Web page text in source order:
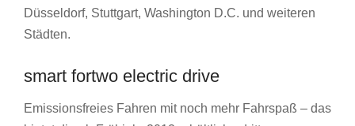
Düsseldorf, Stuttgart, Washington D.C. und weiteren
Städten.
smart fortwo electric drive
Emissionsfreies Fahren mit noch mehr Fahrspaß – das